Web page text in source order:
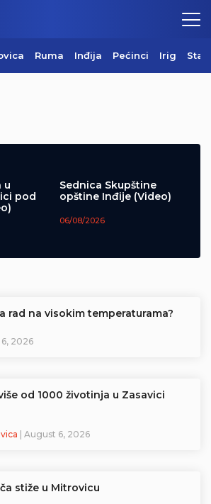
Ruma Inđija Pećinci Irig
u
pod
Sednica Skupštine
opštine Inđije (Video)
06/08/2026
rad na visokim temperaturama?
6, 2026
od 1000 životinja u Zasavici
| August 6, 2026
stiže u Mitrovicu